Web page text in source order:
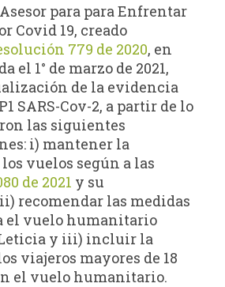
para para Enfrentar
Covid 19, creado
779 de 2020, en
el 1° de marzo de 2021,
de la evidencia
SARS-Cov-2, a partir de lo
las siguientes
i) mantener la
vuelos según a las
de 2021 y su
recomendar las medidas
el vuelo humanitario
Leticia y iii) incluir la
viajeros mayores de 18
el vuelo humanitario.